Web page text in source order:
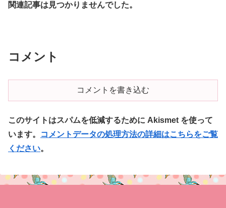
関連記事は見つかりませんでした。
コメント
コメントを書き込む
このサイトはスパムを低減するために Akismet を使って
います。
コメントデータの処理方法の詳細はこちらをご覧
ください。